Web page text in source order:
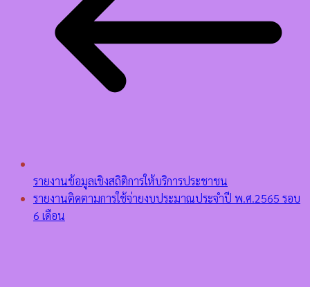
รายงานข้อมูลเชิงสถิติการให้บริการประชาชน
รายงานติดตามการใช้จ่ายงบประมาณประจำปี พ.ศ.2565 รอบ
6 เดือน